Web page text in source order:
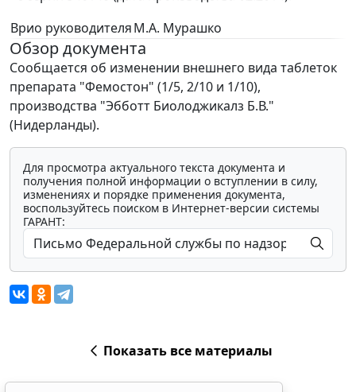
Врио руководителяМ.А. Мурашко
Обзор документа
Сообщается об изменении внешнего вида таблеток
препарата "Фемостон" (1/5, 2/10 и 1/10),
производства "Эбботт Биолоджикалз Б.В."
(Нидерланды).
Для просмотра актуального текста документа и
получения полной информации о вступлении в силу,
изменениях и порядке применения документа,
воспользуйтесь поиском в Интернет-версии системы
ГАРАНТ:
Показать все материалы